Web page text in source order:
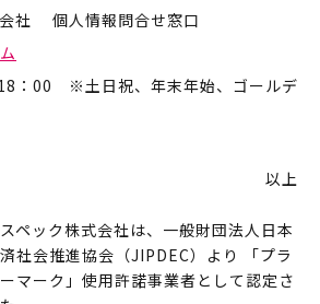
社 個人情報問合せ窓口
：00 ※土日祝、年末年始、ゴールデ
以上
ペック株式会社は、一般財団法人日本
社会推進協会（JIPDEC）より 「プラ
マーク」使用許諾事業者として認定さ